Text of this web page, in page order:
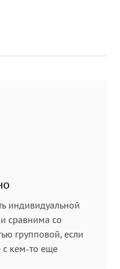
видами!
индивидуальной
сравнима со
групповой, если
с кем-то еще